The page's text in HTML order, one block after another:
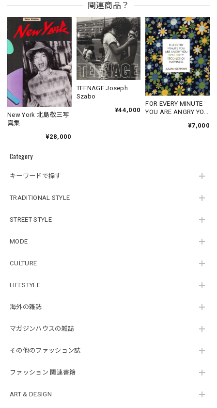
Category
キーワードで探す
TRADITIONAL STYLE
STREET STYLE
MODE
CULTURE
LIFESTYLE
海外の雑誌
マガジンハウスの雑誌
その他のファッション誌
ファッション 関連書籍
ART & DESIGN
関連商品？
New York 北島敬三写
真集
¥28,000
TEENAGE Joseph
Szabo
¥44,000
FOR EVERY MINUTE
YOU ARE ANGRY YOU
¥7,000